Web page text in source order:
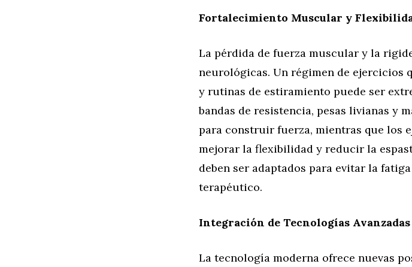
Fortalecimiento Muscular y
La pérdida de fuerza muscular y la
neurológicas. Un régimen de ejercicios
y rutinas de estiramiento puede ser
bandas de resistencia, pesas livianas y
para construir fuerza, mientras que los
mejorar la flexibilidad y reducir la
deben ser adaptados para evitar la
terapéutico.
Integración de Tecnologías
La tecnología moderna ofrece nuevas